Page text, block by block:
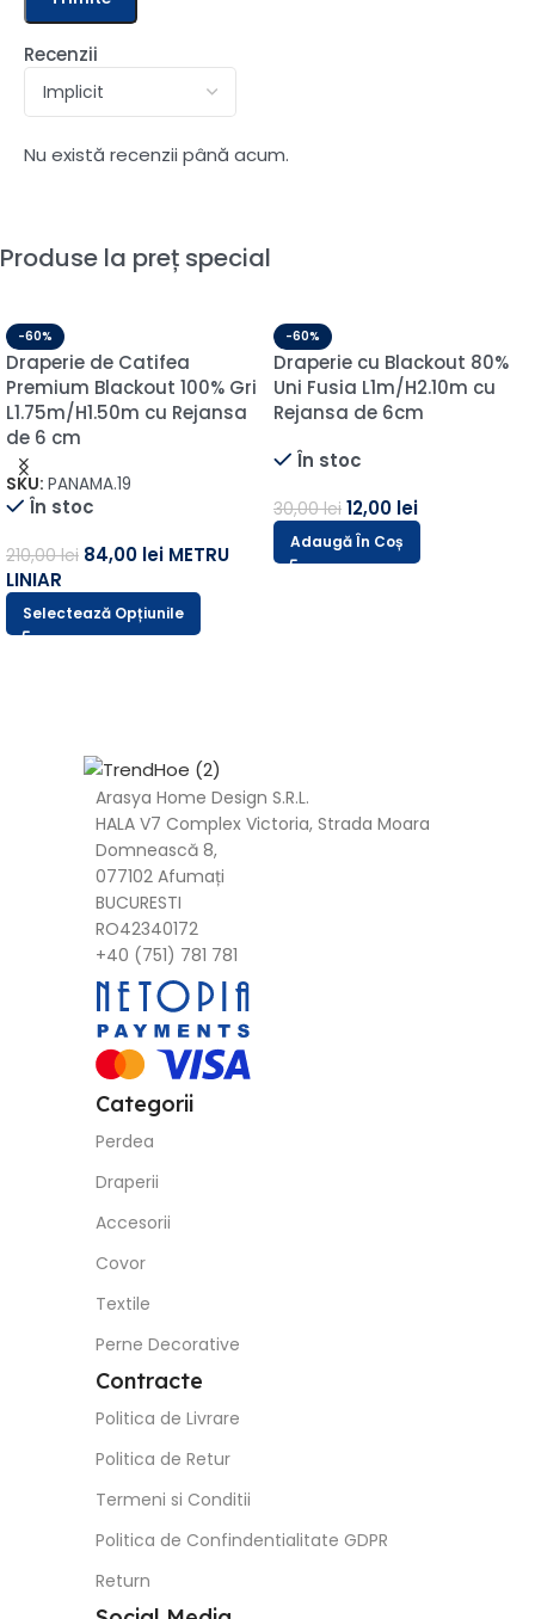
Recenzii
Nu există recenzii până acum.
Produse la preț special
-60%
Draperie de Catifea
Premium Blackout 100% Gri
L1.75m/H1.50m cu Rejansa
de 6 cm
SKU: PANAMA.19
În stoc
210,00lei 84,00 lei METRU
LINIAR
Selectează Opțiunile
-60%
Draperie cu Blackout 80%
Uni Fusia L1m/H2.10m cu
Rejansa de 6cm
În stoc
30,00lei 12,00 lei
Adaugă În Coș
Arasya Home Design S.R.L.
HALA V7 Complex Victoria, Strada Moara
Domnească 8,
077102 Afumați
BUCURESTI
RO42340172
+40 (751) 781 781
Categorii
Perdea
Draperii
Accesorii
Covor
Textile
Perne Decorative
Contracte
Politica de Livrare
Politica de Retur
Termeni si Conditii
Politica de Confindentialitate GDPR
Return